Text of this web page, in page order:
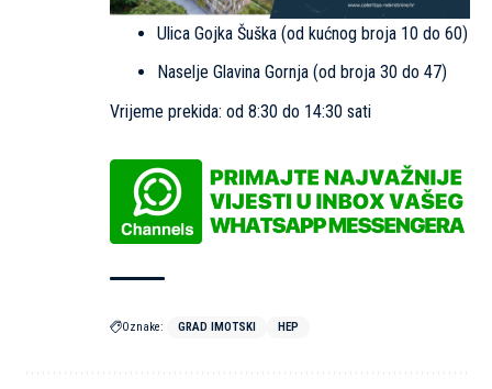
Ulica Gojka Šuška (od kućnog broja 10 do 60)
Naselje Glavina Gornja (od broja 30 do 47)
Vrijeme prekida: od 8:30 do 14:30 sati
Oznake: GRAD IMOTSKI HEP